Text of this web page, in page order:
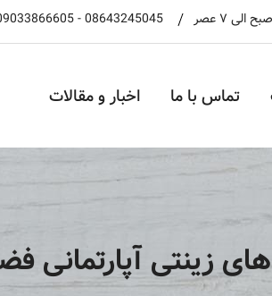
08643245045
-
تماس با ما اخبار و مقالات
زینتی آپارتمانی